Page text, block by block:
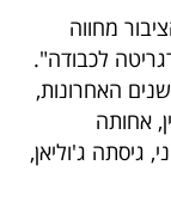
מחווה
לכבודה".
הותירה אחריה את בעלה ב-55 השנים האחרונות,
אחותה
גיסתה ג'וליאן,